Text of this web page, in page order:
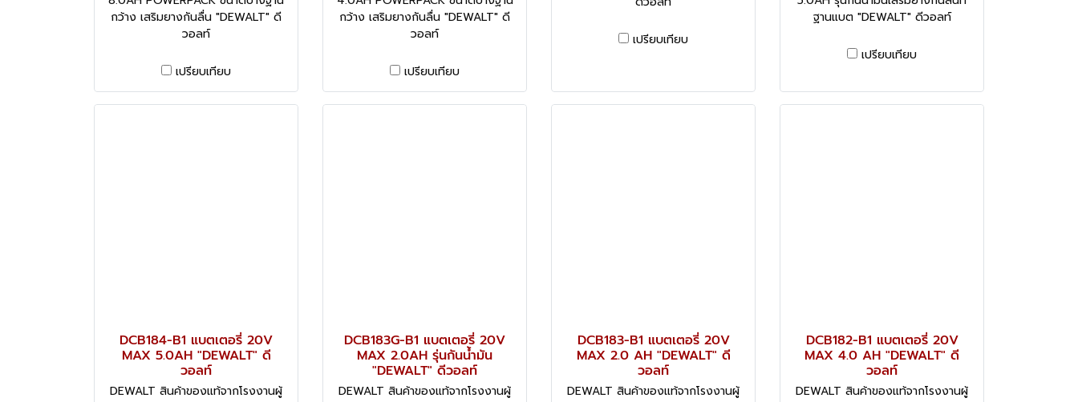
กว้าง เสริมยางกันลื่น "DEWALT" ดี
วอลท์
เปรียบเทียบ
กว้าง เสริมยางกันลื่น "DEWALT" ดี
วอลท์
เปรียบเทียบ
เปรียบเทียบ
ฐานแบต "DEWALT" ดีวอลท์
เปรียบเทียบ
DCB184-B1 แบตเตอรี่ 20V
MAX 5.0AH "DEWALT" ดี
วอลท์
DEWALT สินค้าของแท้จากโรงงานผู้
DCB183G-B1 แบตเตอรี่ 20V
MAX 2.0AH รุ่นกันน้ำมัน
"DEWALT" ดีวอลท์
DEWALT สินค้าของแท้จากโรงงานผู้
DCB183-B1 แบตเตอรี่ 20V
MAX 2.0 AH "DEWALT" ดี
วอลท์
DEWALT สินค้าของแท้จากโรงงานผู้
DCB182-B1 แบตเตอรี่ 20V
MAX 4.0 AH "DEWALT" ดี
วอลท์
DEWALT สินค้าของแท้จากโรงงานผู้